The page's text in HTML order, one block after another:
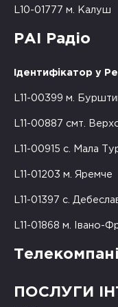
L10-01777 м. Калуш
РАІ Радіо
Ідентифікатор у
L11-00399 м.
L11-00887 смт.
L11-00915 с. Мала
L11-01203 м. Яремче
L11-01397 с.
L11-01868 м. Івано-
ПОСЛУГИ